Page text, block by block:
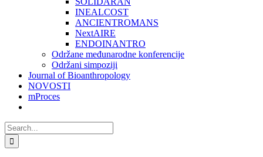
INEALCOST
ANCIENTROMANS
NextAIRE
ENDOINANTRO
Održane međunarodne konferencije
Održani simpoziji
Journal of Bioanthropology
NOVOSTI
mProces
Search
for: